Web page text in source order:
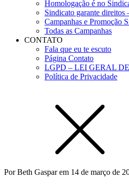
Homologação é no
Sindicato garante direitos
Campanhas e Promoção
Todas as Campanhas
CONTATO
Fala que eu te escuto
Página Contato
LGPD – LEI GERAL
Política de Privacidade
PorBeth Gasparem 14 de março de